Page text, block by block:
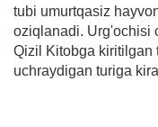
tubi umurtqasiz
oziqlanadi. Urg'ochisi
Qizil Kitobga kiritilgan
uchraydigan turiga